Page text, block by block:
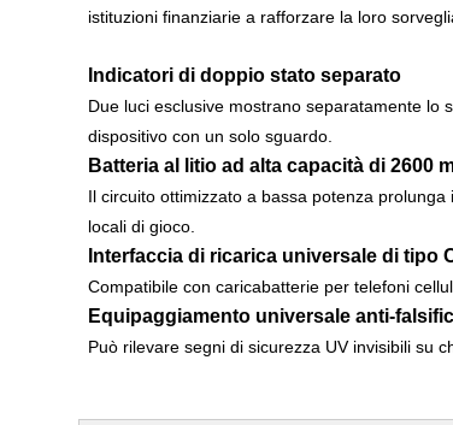
istituzioni finanziarie a rafforzare la loro
Indicatori di doppio stato separato
Due luci esclusive mostrano separatamente lo
dispositivo con un solo sguardo.
Batteria al litio ad alta capacità di 2600
Il circuito ottimizzato a bassa potenza
locali di gioco.
Interfaccia di ricarica universale di tipo
Compatibile con caricabatterie per telefoni
Equipaggiamento universale anti-
Può rilevare segni di sicurezza UV invisibili su